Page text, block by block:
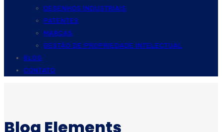
DESENHOS INDUSTRIAIS
PATENTES
MARCAS
GESTÃO DE PROPRIEDADE INTELECTUAL
BLOG
CONTATO
Blog Elements